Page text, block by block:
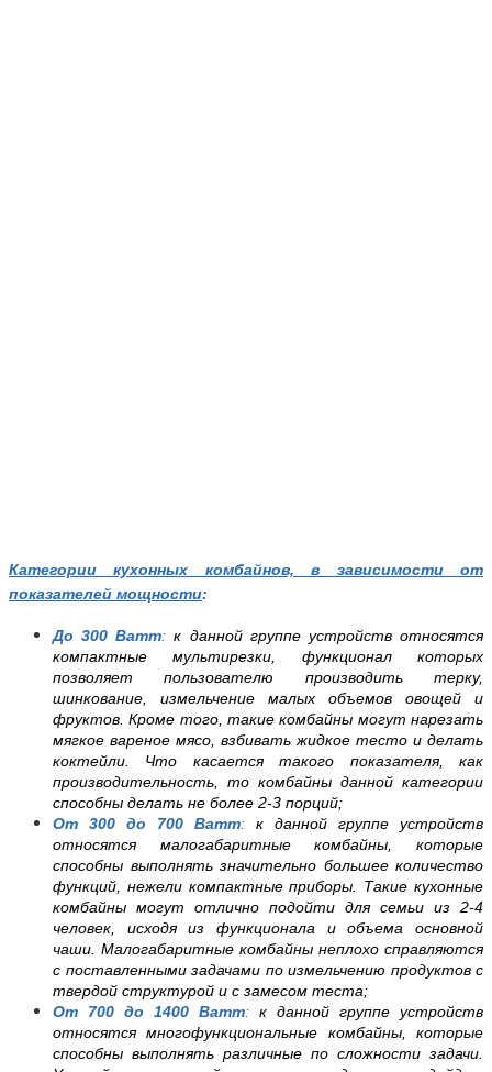
Категории кухонных комбайнов, в зависимости от
показателей мощности:
До 300 Ватт: к данной группе устройств относятся
компактные мультирезки, функционал которых
позволяет пользователю производить терку,
шинкование, измельчение малых объемов овощей и
фруктов. Кроме того, такие комбайны могут нарезать
мягкое вареное мясо, взбивать жидкое тесто и делать
коктейли. Что касается такого показателя, как
производительность, то комбайны данной категории
способны делать не более 2-3 порций;
От 300 до 700 Ватт: к данной группе устройств
относятся малогабаритные комбайны, которые
способны выполнять значительно большее количество
функций, нежели компактные приборы. Такие кухонные
комбайны могут отлично подойти для семьи из 2-4
человек, исходя из функционала и объема основной
чаши. Малогабаритные комбайны неплохо справляются
с поставленными задачами по измельчению продуктов с
твердой структурой и с замесом теста;
От 700 до 1400 Ватт: к данной группе устройств
относятся многофункциональные комбайны, которые
способны выполнять различные по сложности задачи.